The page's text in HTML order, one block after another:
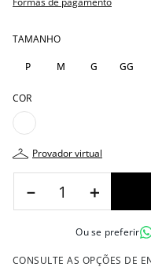
TAMANHO
P M G GG
COR
provador virtual
＋
－
Ou se preferir